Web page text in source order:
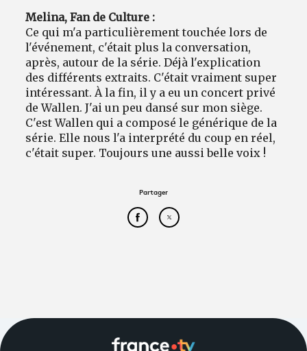
Melina, Fan de Culture :
Ce qui m'a particulièrement touchée lors de
l'événement, c'était plus la conversation,
après, autour de la série. Déjà l'explication
des différents extraits. C'était vraiment super
intéressant. À la fin, il y a eu un concert privé
de Wallen. J'ai un peu dansé sur mon siège.
C'est Wallen qui a composé le générique de la
série. Elle nous l'a interprété du coup en réel,
c'était super. Toujours une aussi belle voix !
Partager
Partager cet article sur
Partager cet article sur